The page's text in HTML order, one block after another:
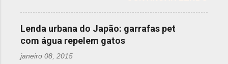
árvores do pessegueiro são mais
baixas, geralmente apresen...
para ajudá-lo nessa tarefa. Eis que
estava ele semeando e, de repente,
viu uma cobra rastejando no chão.
Sei percebeu que a cobra deslizou
diferenças. Nenúfar brota na água e
flor de lotus no chão lodoso que,
popularmente, dizemos brejo. Vou
explicar de maneira bem objetiva,
qual a diferença entre o nenúfar -
Lenda urbana do Japão: garrafas pet
com água repelem gatos
janeiro 08, 2015